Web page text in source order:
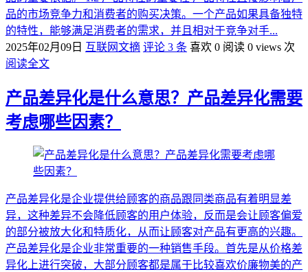
品的市场竞争力和消费者的购买决策。一个产品如果具备独特
的特性，能够满足消费者的需求，并且相对于竞争对手...
2025年02月09日 互联网文摘 评论 3 条 喜欢 0 阅读 0 views 次
阅读全文
产品差异化是什么意思？产品差异化需要
考虑哪些因素？
产品差异化是企业提供给顾客的商品跟同类商品有着明显差
异，这种差异不会降低顾客的用户体验，反而是会让顾客偏爱
的部分被放大化和特质化，从而让顾客对产品有更高的兴趣。
产品差异化是企业非常重要的一种销售手段。首先是从价格差
异化上进行突破，大部分顾客都是属于比较喜欢价廉物美的产